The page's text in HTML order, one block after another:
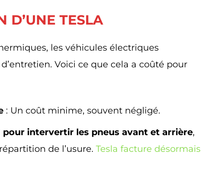
D’UNE TESLA
les véhicules électriques
Voici ce que cela a coûté pour
: Un coût minime, souvent négligé.
pour intervertir les pneus avant et arrière,
de l’usure. Tesla facture désormais